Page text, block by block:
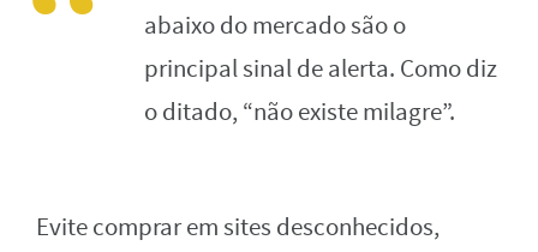
abaixo do mercado são o
principal sinal de alerta. Como diz
o ditado, “não existe milagre”.
Evite comprar em sites desconhecidos,